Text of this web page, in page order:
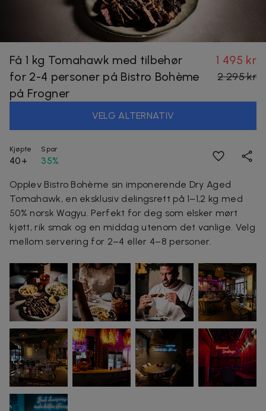
Få 1 kg Tomahawk med tilbehør
for 2-4 personer på Bistro Bohème
på Frogner
1 495 kr
2 295 kr
VELG ALTERNATIV
Kjøpte
40+
Spar
35%
Opplev Bistro Bohème sin imponerende Dry Aged
Tomahawk, en eksklusiv delingsrett på 1–1,2 kg med
50% norsk Wagyu. Perfekt for deg som elsker mørt
kjøtt, rik smak og en middag utenom det vanlige. Velg
mellom servering for 2–4 eller 4–8 personer.